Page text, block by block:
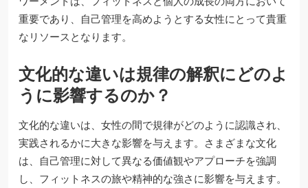
重要であり、自己管理を高めようとする女性にとって貴重
なリソースとなります。
文化的な違いは規律の解釈にどのよ
うに影響するのか？
文化的な違いは、女性の間で規律がどのように認識され、
実践されるかに大きな影響を与えます。さまざまな文化
は、自己管理に対して異なる価値観やアプローチを強調
し、フィットネスの旅や精神的な強さに影響を与えます。